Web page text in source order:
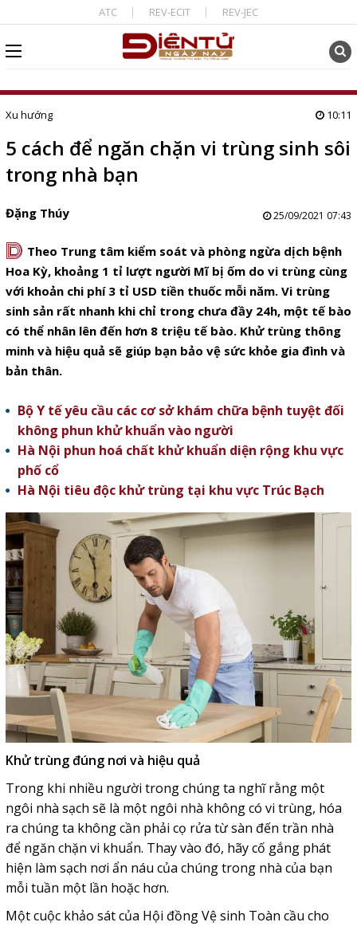
ATC REV-ECIT REV-JEC
Xu hướng 10:11
5 cách để ngăn chặn vi trùng sinh sôi
trong nhà bạn
Đặng Thúy 25/09/2021 07:43
D Theo Trung tâm kiểm soát và phòng ngừa dịch bệnh
Hoa Kỳ, khoảng 1 tỉ lượt người Mĩ bị ốm do vi trùng cùng
với khoản chi phí 3 tỉ USD tiền thuốc mỗi năm. Vi trùng
sinh sản rất nhanh khi chỉ trong chưa đầy 24h, một tế bào
có thể nhân lên đến hơn 8 triệu tế bào. Khử trùng thông
minh và hiệu quả sẽ giúp bạn bảo vệ sức khỏe gia đình và
bản thân.
Bộ Y tế yêu cầu các cơ sở khám chữa bệnh tuyệt đối
không phun khử khuẩn vào người
Hà Nội phun hoá chất khử khuẩn diện rộng khu vực
phố cổ
Hà Nội tiêu độc khử trùng tại khu vực Trúc Bạch
Khử trùng đúng nơi và hiệu quả
Trong khi nhiều người trong chúng ta nghĩ rằng một
ngôi nhà sạch sẽ là một ngôi nhà không có vi trùng, hóa
ra chúng ta không cần phải cọ rửa từ sàn đến trần nhà
để ngăn chặn vi khuẩn. Thay vào đó, hãy cố gắng phát
hiện làm sạch nơi ẩn náu của chúng trong nhà của bạn
mỗi tuần một lần hoặc hơn.
Một cuộc khảo sát của Hội đồng Vệ sinh Toàn cầu cho